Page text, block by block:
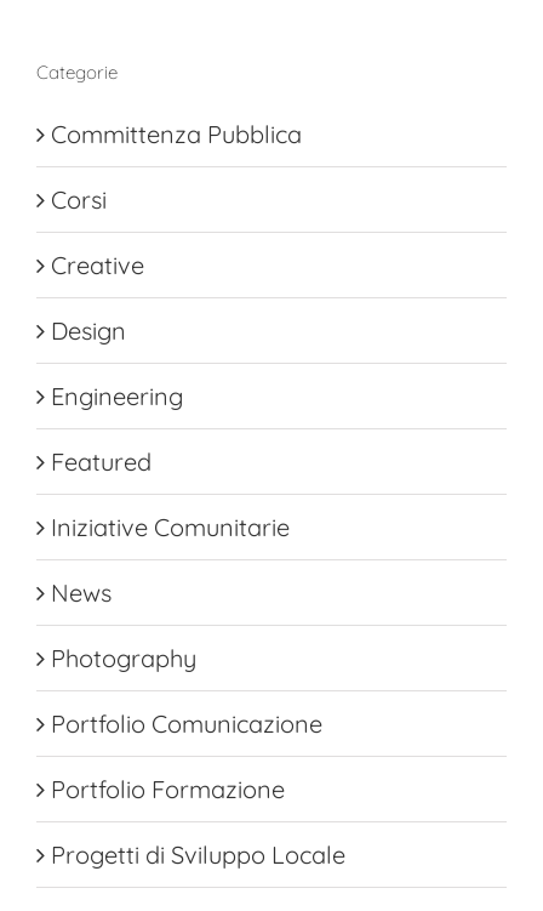
Categorie
Committenza Pubblica
Corsi
Creative
Design
Engineering
Featured
Iniziative Comunitarie
News
Photography
Portfolio Comunicazione
Portfolio Formazione
Progetti di Sviluppo Locale